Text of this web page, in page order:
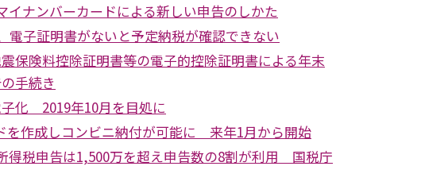
ナンバーカードによる新しい申告のしかた
電子証明書がないと予定納税が確認できない
保険料控除証明書等の電子的控除証明書による年末
手続き
化 2019年10月を目処に
を作成しコンビニ納付が可能に 来年1月から開始
得税申告は1,500万を超え申告数の8割が利用 国税庁